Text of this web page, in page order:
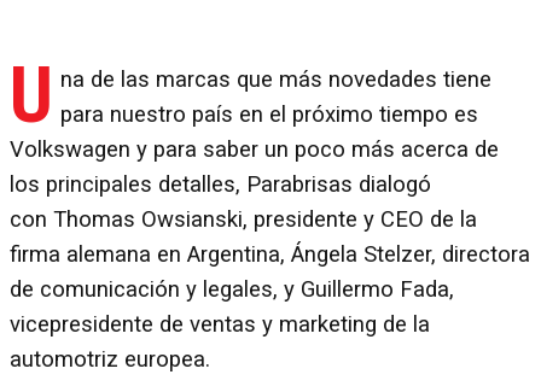
U na de las marcas que más novedades tiene
para nuestro país en el próximo tiempo es
Volkswagen y para saber un poco más acerca de
los principales detalles, Parabrisas dialogó
con Thomas Owsianski, presidente y CEO de la
firma alemana en Argentina, Ángela Stelzer, directora
de comunicación y legales, y Guillermo Fada,
vicepresidente de ventas y marketing de la
automotriz europea.